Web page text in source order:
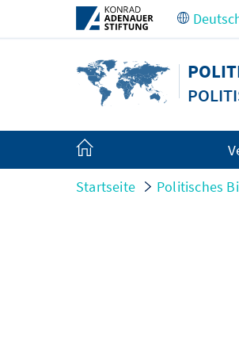
Zum Hauptinhalt springen
Startseite Politisches